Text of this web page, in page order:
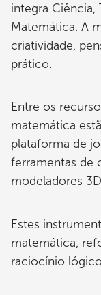
integra Ciência,
Matemática. A
criatividade,
prático.
Entre os
matemática
plataforma de
ferramentas de
modeladores
Estes
matemática,
raciocínio